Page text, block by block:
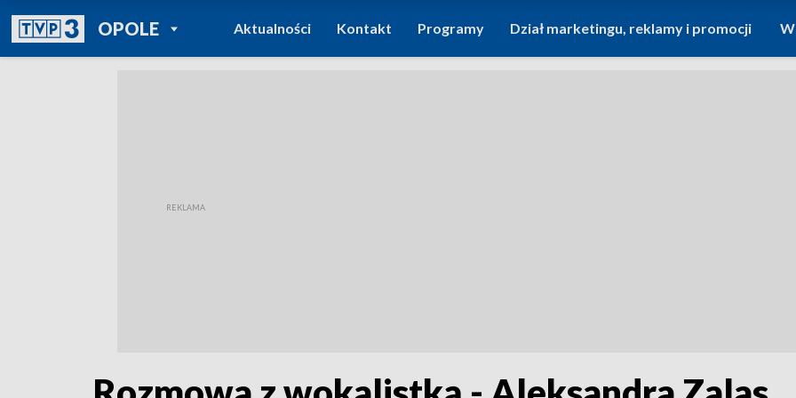
OPOLEPOWRÓT DO
TVP REGIONY
Aktualności Kontakt Programy Dział marketingu, reklamy i promocji